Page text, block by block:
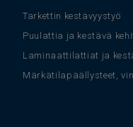
Tarkettin kestävyystyö
Puulattia ja kestävä
Laminaattilattiat ja
Märkätilapäällysteet,